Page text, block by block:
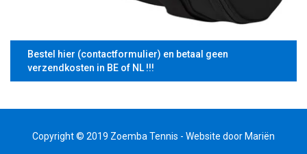
Bestel hier (contactformulier) en betaal geen
verzendkosten in BE of NL !!!
Copyright © 2019 Zoemba Tennis - Website doorMariën